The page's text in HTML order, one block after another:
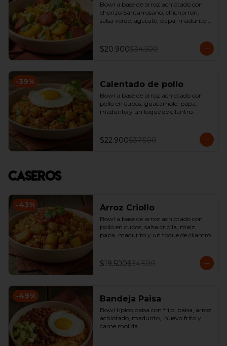
Bowl a base de arroz achiotado con
chorizo Santarrosano, chicharron,
salsa verde, agacate, papa, madurito y
$20.900$34.500
-39% Calentado de pollo
Bowl a base de arroz achiotado con
pollo en cubos, guacamole, papa,
madurito y un toque de cilantro.
$22.900$37.500
Caseros
-43% Arroz Criollo
Bowl a base de arroz achiotado con
pollo en cubos, salsa criolla, maíz,
papa, madurito y un toque de cilantro.
$19.500$34.500
-49% Bandeja Paisa
Bowl típico paisa con fríjol paisa, arroz
achiotado, madurito,  huevo frito y
carne molida.